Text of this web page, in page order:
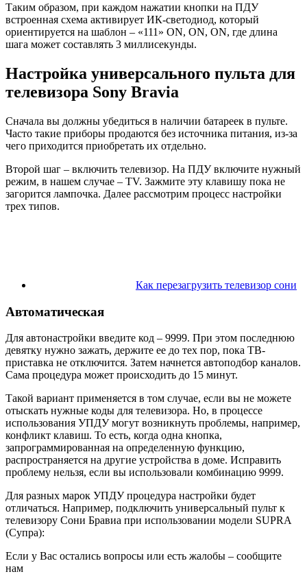
Таким образом, при каждом нажатии кнопки на ПДУ
встроенная схема активирует ИК-светодиод, который
ориентируется на шаблон – «111» ON, ON, ON, где длина
шага может составлять 3 миллисекунды.
Настройка универсального пульта для
телевизора Sony Bravia
Сначала вы должны убедиться в наличии батареек в пульте.
Часто такие приборы продаются без источника питания, из-за
чего приходится приобретать их отдельно.
Второй шаг – включить телевизор. На ПДУ включите нужный
режим, в нашем случае – TV. Зажмите эту клавишу пока не
загорится лампочка. Далее рассмотрим процесс настройки
трех типов.
Как перезагрузить телевизор сони
Автоматическая
Для автонастройки введите код – 9999. При этом последнюю
девятку нужно зажать, держите ее до тех пор, пока ТВ-
приставка не отключится. Затем начнется автоподбор каналов.
Сама процедура может происходить до 15 минут.
Такой вариант применяется в том случае, если вы не можете
отыскать нужные коды для телевизора. Но, в процессе
использования УПДУ могут возникнуть проблемы, например,
конфликт клавиш. То есть, когда одна кнопка,
запрограммированная на определенную функцию,
распространяется на другие устройства в доме. Исправить
проблему нельзя, если вы использовали комбинацию 9999.
Для разных марок УПДУ процедура настройки будет
отличаться. Например, подключить универсальный пульт к
телевизору Сони Бравиа при использовании модели SUPRA
(Супра):
Если у Вас остались вопросы или есть жалобы – сообщите
нам